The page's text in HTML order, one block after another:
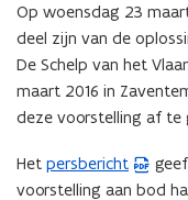
2015Op woensdag 23
deel zijn van de
De Schelp van het
maart 2016 in
deze voorstelling af te
Het persbericht
(
P
voorstelling aan bod